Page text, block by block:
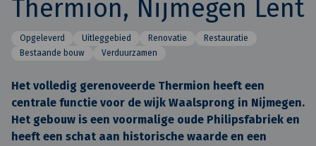
Thermion, Nijmegen Lent
Opgeleverd Uitleggebied Renovatie
Restauratie
Bestaande bouw
Verduurzamen
Het volledig gerenoveerde Thermion heeft een
centrale functie voor de wijk Waalsprong in Nijmegen.
Het gebouw is een voormalige oude Philipsfabriek en
heeft een schat aan historische waarde en een